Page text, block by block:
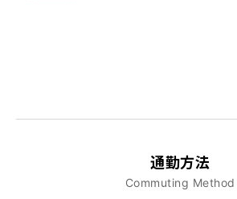
通勤方法
Commuting Method